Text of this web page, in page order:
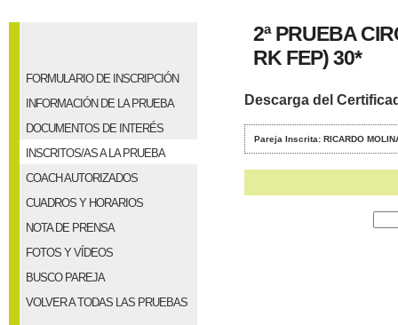
FORMULARIO DE INSCRIPCIÓN
INFORMACIÓN DE LA PRUEBA
DOCUMENTOS DE INTERÉS
INSCRITOS/AS A LA PRUEBA
COACH AUTORIZADOS
CUADROS Y HORARIOS
NOTA DE PRENSA
FOTOS Y VÍDEOS
BUSCO PAREJA
VOLVER A TODAS LAS PRUEBAS
2ª PRUEBA
RK FEP) 30*
Descarga del
Pareja Inscrita: RICARDO